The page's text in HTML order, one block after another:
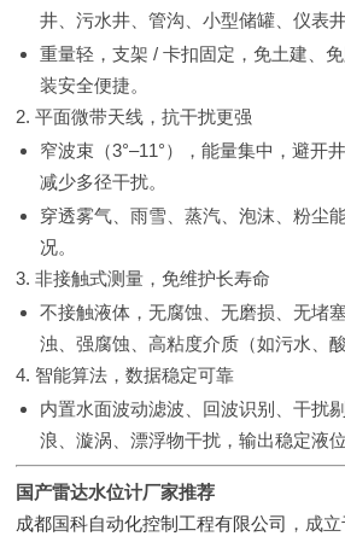
井、污水井、管沟、小型储罐、仪表
重量轻，支架 / 卡扣固定，免土建、
装安全便捷。
2. 平面微带天线，抗干扰更强
窄波束（3°–11°），能量集中，避开
减少多径干扰。
穿透雾气、雨雪、蒸汽、泡沫、粉尘
况。
3. 非接触式测量，免维护长寿命
不接触液体，无腐蚀、无磨损、无堵
浊、强腐蚀、高粘度介质（如污水、
4. 智能算法，数据稳定可靠
内置水面波动滤波、回波识别、干扰
浪、漩涡、漂浮物干扰，输出稳定液位
国产雷达水位计厂家推荐
成都国科自动化控制工程有限公司 ，成